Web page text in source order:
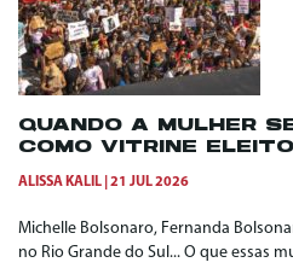
QUANDO A MULHER
COMO VITRINE
ALISSA KALIL 21 JUL 2026
Michelle Bolsonaro, Fernanda
no Rio Grande do Sul... O que essas